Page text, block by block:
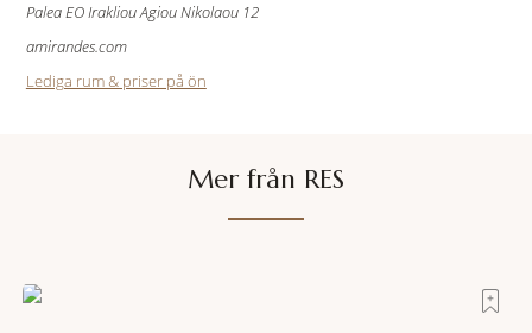
Palea EO Irakliou Agiou Nikolaou 12
amirandes.com
Lediga rum & priser på ön
Mer från RES